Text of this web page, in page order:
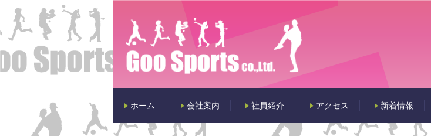
ホーム 会社案内 社員紹介 アクセス 新着情報